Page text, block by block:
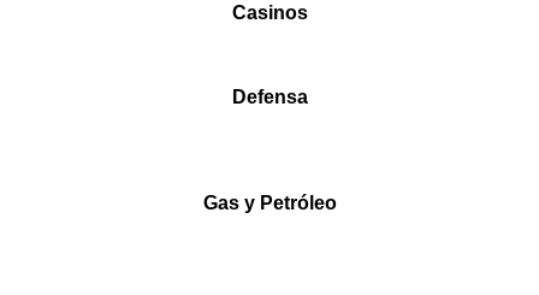
Casinos
Defensa
Gas y Petróleo